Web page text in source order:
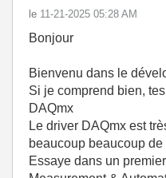
le ‎11-21-2025 05:28 AM
Bonjour
Bienvenu dans le
Si je comprend bien,
DAQmx
Le driver DAQmx est
beaucoup beaucoup de
Essaye dans un